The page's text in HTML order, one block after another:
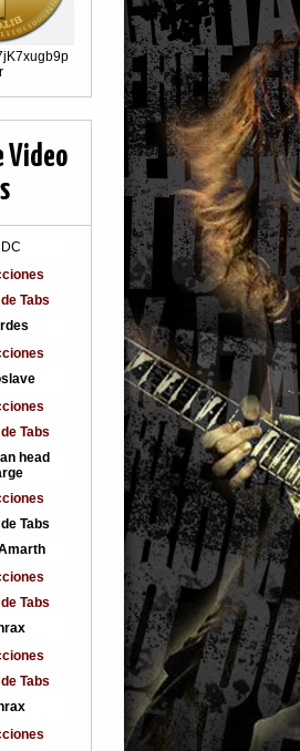
Video
Tabs
Tabs
Tabs
Tabs
Tabs